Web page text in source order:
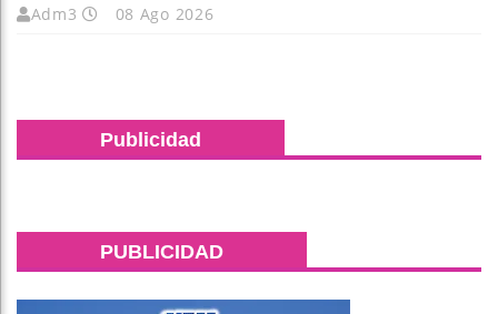
Adm3 08 Ago 2026
Publicidad
PUBLICIDAD